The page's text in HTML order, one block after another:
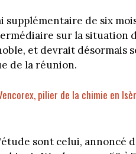
supplémentaire de six
sur la situation
et devrait désormais
de la réunion.
pilier de la chimie en
sont celui, annoncé